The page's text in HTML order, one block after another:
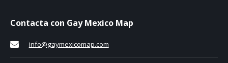
Contacta con Gay Mexico Map
info@gaymexicomap.com